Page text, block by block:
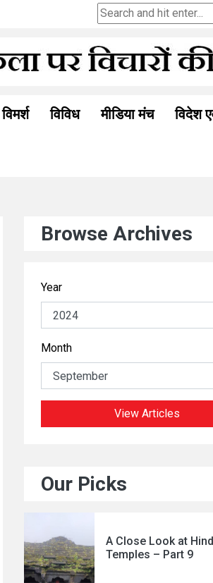
रामत्व अनुभूति : अनीता गोयल की नई कहानी
विविध मीडिया मंच विदेश
Browse Archives
Year
Month
View Articles
Our Picks
A Close Look at
Temples – Part 9